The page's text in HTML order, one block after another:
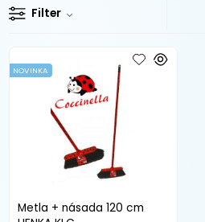
Filter
Metla + násada 120 cm
NOVINKA